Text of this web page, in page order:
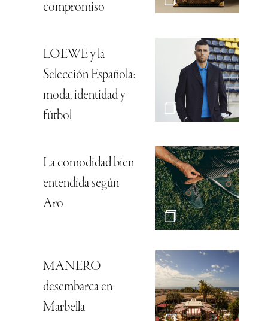
compromiso
LOEWE y la
Selección Española:
moda, identidad y
fútbol
La comodidad bien
entendida según
Aro
MANERO
desembarca en
Marbella